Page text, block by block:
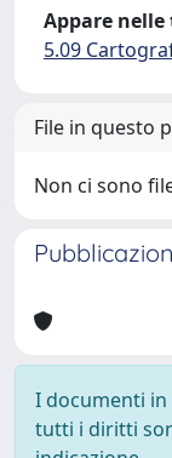
Appare
5.09
File in questo
Non ci sono
I documenti
tutti i diritti